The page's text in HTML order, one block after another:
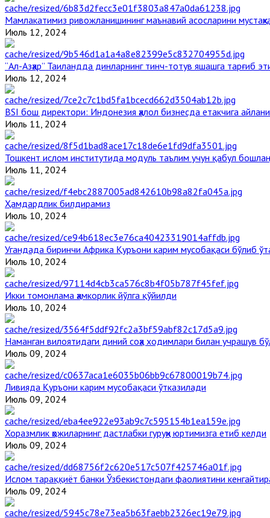
Мамлакатимиз ривожланишининг маънавий асосларини
Июль 12, 2024
“Ал-Азҳар” Таиландда динларнинг тинч-тотув яшашга тарғиб
Июль 12, 2024
BSI бош директори: Индонезия ҳалол бизнесда етакчига
Июль 11, 2024
Тошкент ислом институтида модуль таълим учун қабул
Июль 11, 2024
Ҳамдардлик билдирамиз
Июль 10, 2024
Угандада биринчи Aфрика Қуръони карим мусобақаси бўлиб
Июль 10, 2024
Икки томонлама ҳамкорлик йўлга қўйилди
Июль 10, 2024
Наманган вилоятидаги диний соҳа ходимлари билан учрашув
Июль 09, 2024
Ливияда Қуръони карим мусобақаси ўтказилади
Июль 09, 2024
Хоразмлик ҳожиларнинг дастлабки гуруҳи юртимизга етиб келди
Июль 09, 2024
Ислом тараққиёт банки Ўзбекистондаги фаолиятини
Июль 09, 2024